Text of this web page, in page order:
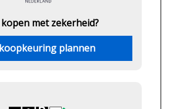
met zekerheid?
plannen